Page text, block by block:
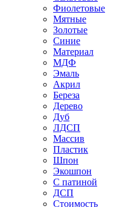
Фиолетовые
Мятные
Золотые
Синие
Материал
МДФ
Эмаль
Акрил
Береза
Дерево
Дуб
ЛДСП
Массив
Пластик
Шпон
Экошпон
С патиной
ДСП
Стоимость